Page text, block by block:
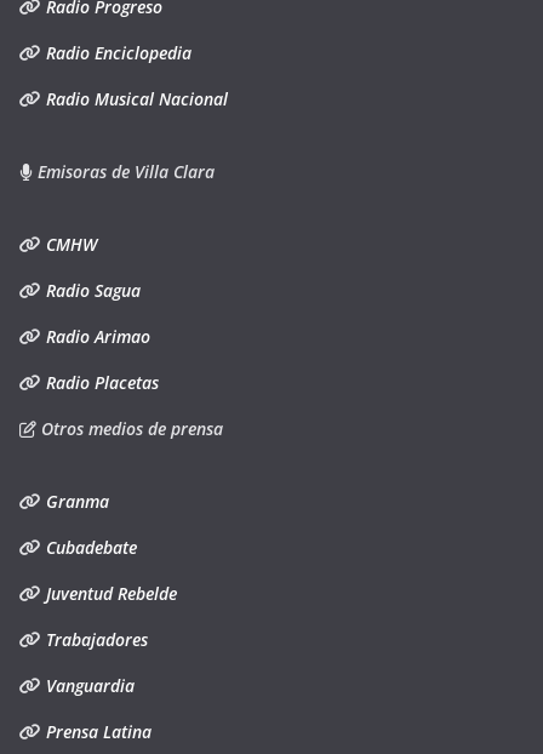
Radio Progreso
Radio Enciclopedia
Radio Musical Nacional
Emisoras de Villa Clara
CMHW
Radio Sagua
Radio Arimao
Radio Placetas
Otros medios de prensa
Granma
Cubadebate
Juventud Rebelde
Trabajadores
Vanguardia
Prensa Latina